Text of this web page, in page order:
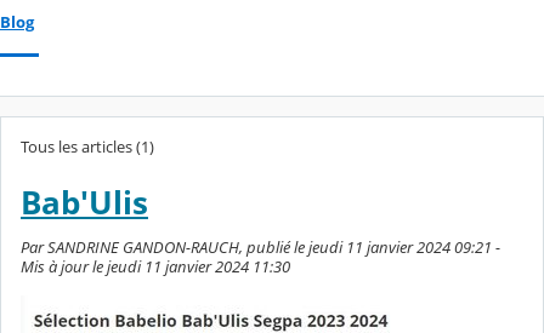
Blog
Tous les articles (1)
Bab'Ulis
Par SANDRINE GANDON-RAUCH, publié le jeudi 11 janvier 2024 09:21 -
Mis à jour le jeudi 11 janvier 2024 11:30